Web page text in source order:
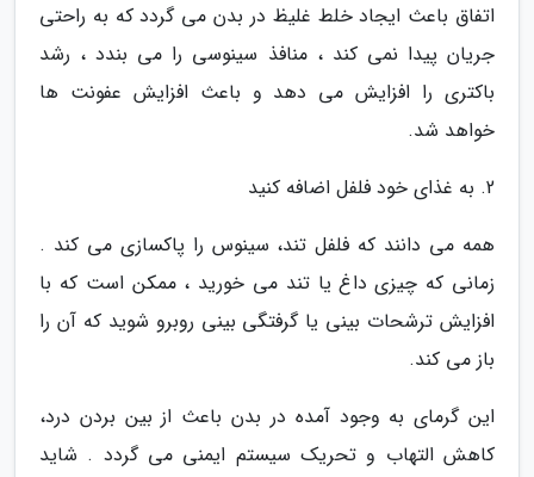
اتفاق باعث ایجاد خلط غلیظ در بدن می گردد که به راحتی
جریان پیدا نمی کند ، منافذ سینوسی را می بندد ، رشد
باکتری را افزایش می دهد و باعث افزایش عفونت ها
خواهد شد.
2. به غذای خود فلفل اضافه کنید
همه می دانند که فلفل تند، سینوس را پاکسازی می کند .
زمانی که چیزی داغ یا تند می خورید ، ممکن است که با
افزایش ترشحات بینی یا گرفتگی بینی روبرو شوید که آن را
باز می کند.
این گرمای به وجود آمده در بدن باعث از بین بردن درد،
کاهش التهاب و تحریک سیستم ایمنی می گردد . شاید